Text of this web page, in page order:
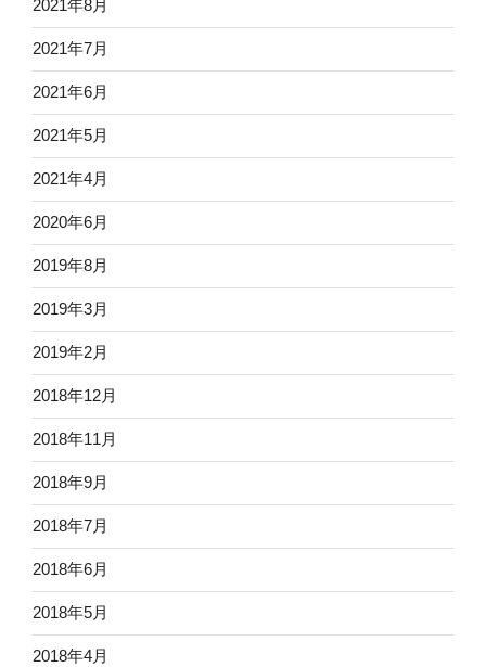
2021年8月
2021年7月
2021年6月
2021年5月
2021年4月
2020年6月
2019年8月
2019年3月
2019年2月
2018年12月
2018年11月
2018年9月
2018年7月
2018年6月
2018年5月
2018年4月